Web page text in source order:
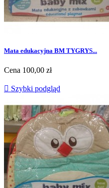
Mata edukacyjna BM TYGRYS...
Cena 100,00 zł
 Szybki podgląd